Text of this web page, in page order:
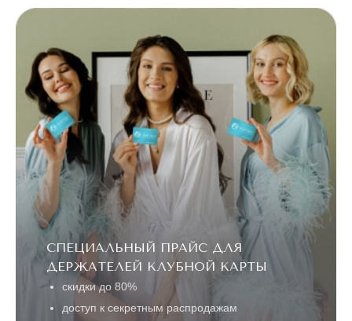
СПЕЦИАЛЬНЫЙ ПРАЙС ДЛЯ
ДЕРЖАТЕЛЕЙ КЛУБНОЙ КАРТЫ
скидки до 80%
доступ к секретным распродажам